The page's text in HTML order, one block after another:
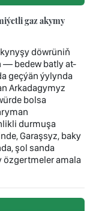
gaz akymy
döwrüniň
— bedew batly at-
geçýän ýylynda
Arkadagymyz
bolsa
durmuşa
Garaşsyz, baky
şol sanda
amala